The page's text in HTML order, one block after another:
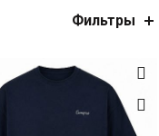
Фильтры